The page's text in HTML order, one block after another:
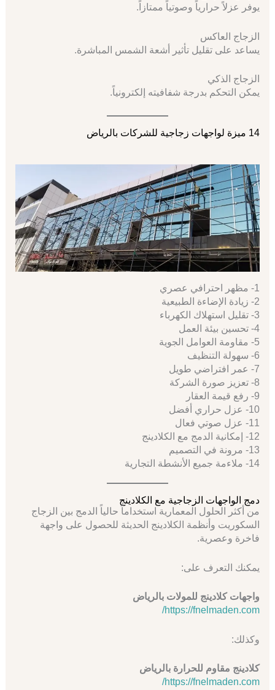
يوفر عزلاً حرارياً وصوتياً ممتازاً.
الزجاج العاكس
يساعد على تقليل تأثير أشعة الشمس المباشرة.
الزجاج الذكي
يمكن التحكم بدرجة شفافيته إلكترونياً.
14 ميزة لواجهات زجاجية للشركات بالرياض
1- مظهر احترافي عصري
2- زيادة الإضاءة الطبيعية
3- تقليل استهلاك الكهرباء
4- تحسين بيئة العمل
5- مقاومة العوامل الجوية
6- سهولة التنظيف
7- عمر افتراضي طويل
8- تعزيز صورة الشركة
9- رفع قيمة العقار
10- عزل حراري أفضل
11- عزل صوتي فعال
12- إمكانية الدمج مع الكلادينج
13- مرونة في التصميم
14- ملاءمة جميع الأنشطة التجارية
دمج الواجهات الزجاجية مع الكلادينج
من أكثر الحلول المعمارية استخداماً حالياً الدمج بين الزجاج
السكوريت وأنظمة الكلادينج الحديثة للحصول على واجهة
فاخرة وعصرية.
يمكنك التعرف على:
واجهات كلادينج للمولات بالرياض
https://fnelmaden.com/
وكذلك:
كلادينج مقاوم للحرارة بالرياض
https://fnelmaden.com/